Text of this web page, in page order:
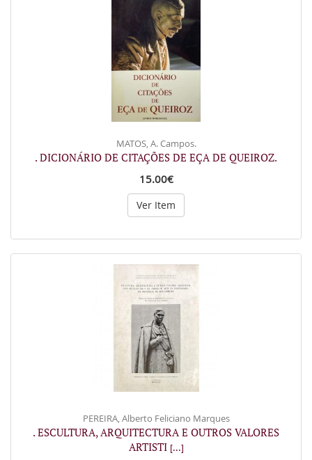
MATOS, A. Campos.
. DICIONÁRIO DE CITAÇÕES DE EÇA DE QUEIROZ.
15.00€
Ver Item
PEREIRA, Alberto Feliciano Marques
. ESCULTURA, ARQUITECTURA E OUTROS VALORES
ARTISTI [...]